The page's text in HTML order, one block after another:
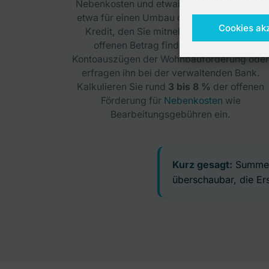
Cookies
Nebenkosten und etwaigem Zusatzkapital,
etwa für einen Umbau oder einen weiteren
Kredit, den Sie mitnehmen wollen. Den
offenen Betrag finden Sie auf Ihren
Kontoauszügen der Wohnbauförderung oder
erfragen ihn bei der verwaltenden Bank.
Kalkulieren Sie rund 3 bis 8 % der offenen
Förderung für Nebenkosten wie
Bearbeitungsgebühren ein.
Kurz gesagt:
überschaubar, die